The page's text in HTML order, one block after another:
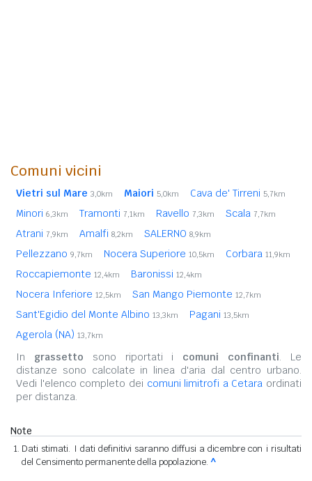
Comuni vicini
Vietri sul Mare 3,0km Maiori 5,0km Cava de' Tirreni 5,7km
Minori 6,3km Tramonti 7,1km Ravello 7,3km Scala 7,7km
Atrani 7,9km Amalfi 8,2km SALERNO 8,9km
Pellezzano 9,7km Nocera Superiore 10,5km Corbara 11,9km
Roccapiemonte 12,4km Baronissi 12,4km
Nocera Inferiore 12,5km San Mango Piemonte 12,7km
Sant'Egidio del Monte Albino 13,3km Pagani 13,5km
Agerola (NA) 13,7km
In grassetto sono riportati i comuni confinanti. Le
distanze sono calcolate in linea d'aria dal centro urbano.
Vedi l'elenco completo dei comuni limitrofi a Cetara ordinati
per distanza.
Note
Dati stimati. I dati definitivi saranno diffusi a dicembre con i risultati
del Censimento permanente della popolazione. ^